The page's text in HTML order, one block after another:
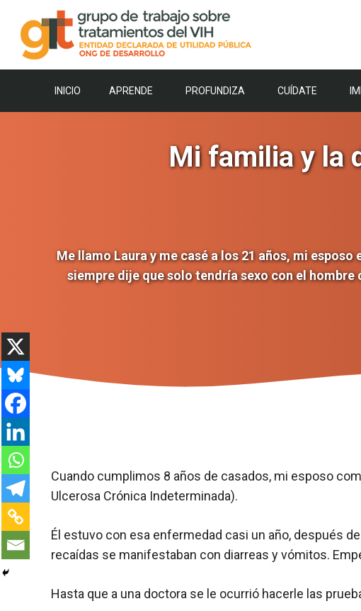
contenido
INICIO APRENDE PROFUNDIZA CUÍDATE
Mi familia y la
Me llamo Laura y me casé a los 21 años, mi
siempre dije que solo tendría sexo con el hombre
Cuando cumplimos 8 años de casados, mi esposo
Ulcerosa Crónica Indeterminada).
Él estuvo con esa enfermedad casi un año, después
recaídas se manifestaban con diarreas y vómitos.
Hasta que a una doctora se le ocurrió hacerle las